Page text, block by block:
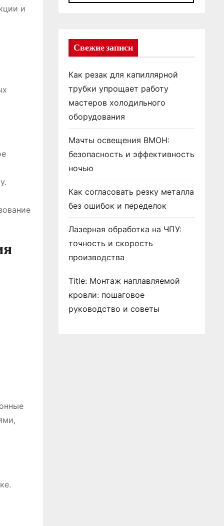
и
Свежие записи
Как резак для капиллярной
трубки упрощает работу
мастеров холодильного
оборудования
Мачты освещения ВМОН:
безопасность и эффективность
ночью
Как согласовать резку металла
без ошибок и переделок
Лазерная обработка на ЧПУ:
точность и скорость
производства
Title: Монтаж наплавляемой
кровли: пошаговое
руководство и советы